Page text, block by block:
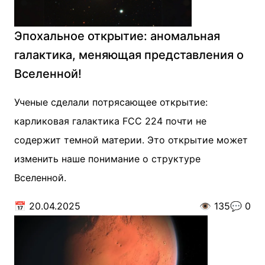
Эпохальное открытие: аномальная
галактика, меняющая представления о
Вселенной!
Ученые сделали потрясающее открытие:
карликовая галактика FCC 224 почти не
содержит темной материи. Это открытие может
изменить наше понимание о структуре
Вселенной.
📅 20.04.2025 👁️ 135💬 0